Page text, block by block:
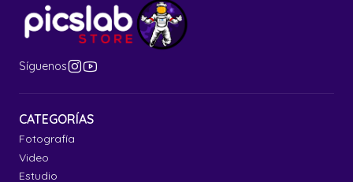
Síguenos
CATEGORÍAS
Fotografía
Video
Estudio